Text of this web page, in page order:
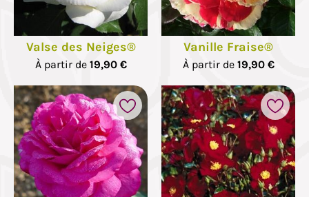
Valse des Neiges®
À partir de 19,90 €
Vanille Fraise®
À partir de 19,90 €